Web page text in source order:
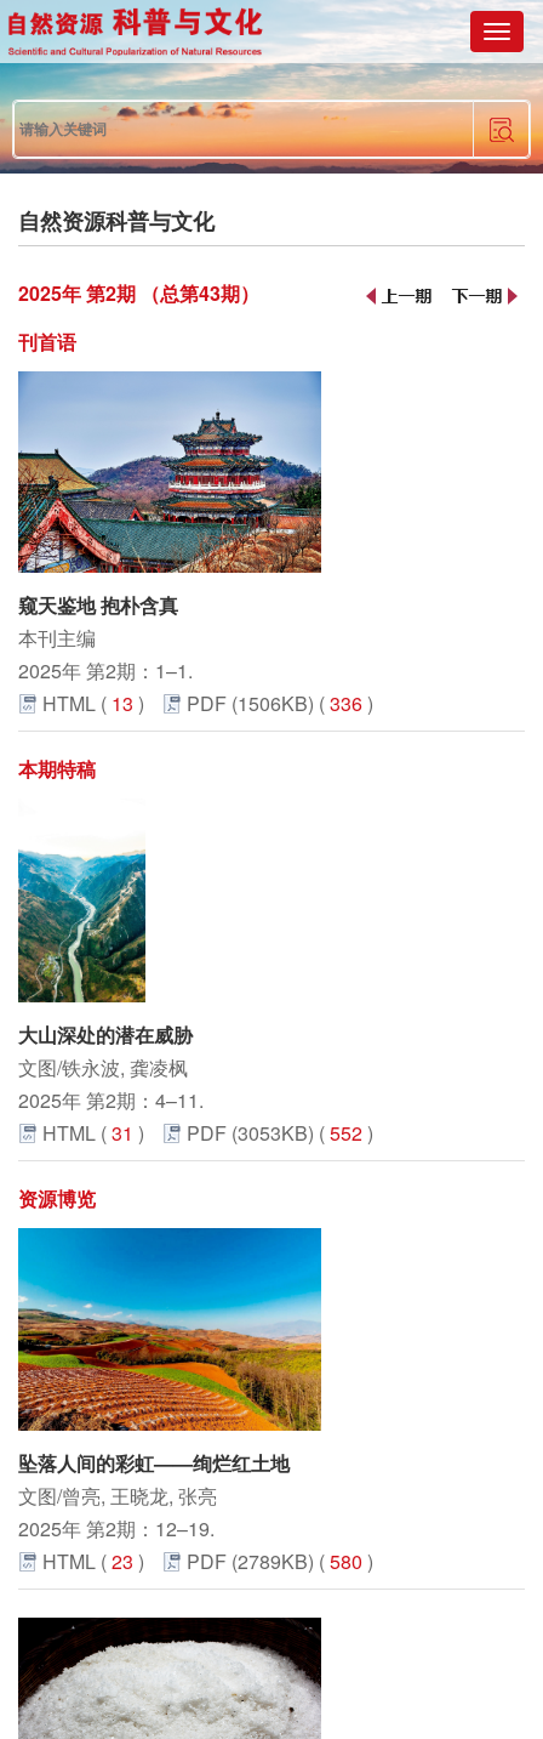
自然资源科普与文化
2025年 第2期 （总第43期）
刊首语
窥天鉴地 抱朴含真
本刊主编
2025年 第2期：1–1.
HTML ( 13 ) PDF (1506KB) (336)
本期特稿
大山深处的潜在威胁
文图/铁永波, 龚凌枫
2025年 第2期：4–11.
HTML (31 ) PDF (3053KB) (552)
资源博览
坠落人间的彩虹——绚烂红土地
文图/曾亮, 王晓龙, 张亮
2025年 第2期：12–19.
HTML (23 ) PDF (2789KB) (580 )